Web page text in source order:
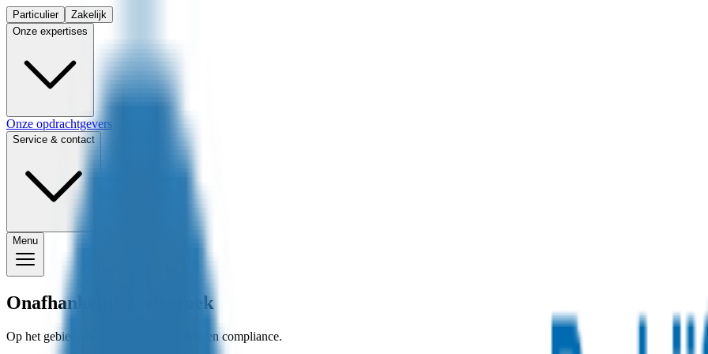
Particulier
Zakelijk
Onze expertises
Onze opdrachtgevers
Service & contact
Menu
Onafhankelijk onderzoek
Op het gebied van gezondheid, comfort en compliance.